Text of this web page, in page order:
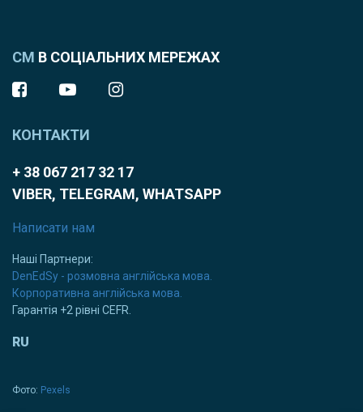
СМ В СОЦІАЛЬНИХ МЕРЕЖАХ
КОНТАКТИ
+ 38 067 217 32 17
VIBER, TELEGRAM, WHATSAPP
Написати нам
Наші Партнери:
DenEdSy - розмовна англійська мова.
Корпоративна англійська мова.
Гарантія +2 рівні CEFR.
RU
Фото: Pexels